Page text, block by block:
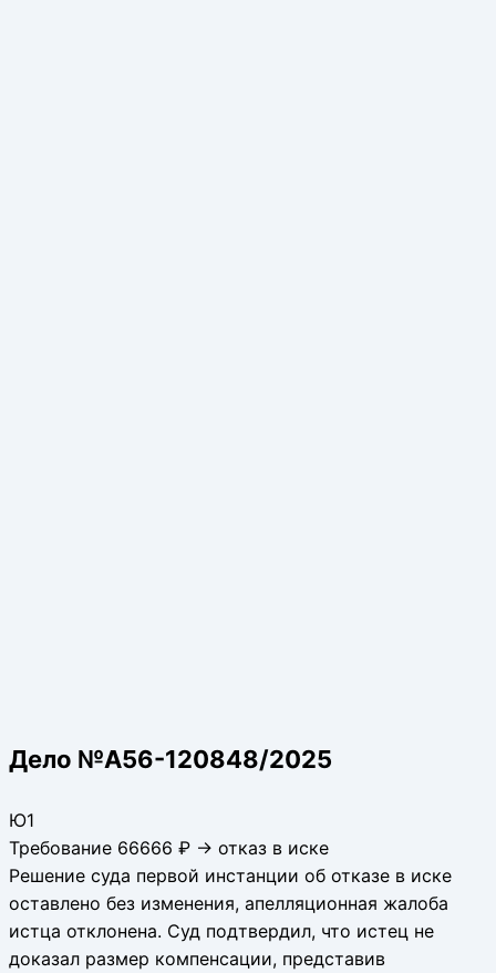
Дело №А56-120848/2025
Ю1
Требование 66666 ₽ → отказ в иске
Решение суда первой инстанции об отказе в иске
оставлено без изменения, апелляционная жалоба
истца отклонена. Суд подтвердил, что истец не
доказал размер компенсации, представив